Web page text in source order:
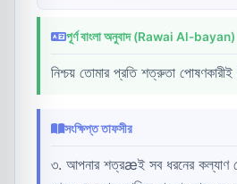
পূর্ণ বাংলা অনুবাদ (Rawai Al-bayan)
নিশ্চয় তোমার প্রতি শত্রুতা পোষণকারীই
সংক্ষিপ্ত তাফসীর
৩. আপনার শত্রæই সব ধরনের কল্যাণ